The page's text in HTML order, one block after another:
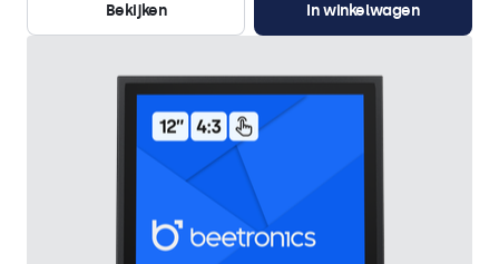
Bekijken
In winkelwagen